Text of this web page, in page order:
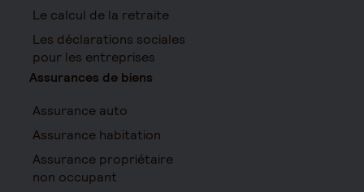
Le calcul de la retraite
Les déclarations sociales
pour les entreprises
Assurances de biens
Assurance auto
Assurance habitation
Assurance propriétaire
non occupant